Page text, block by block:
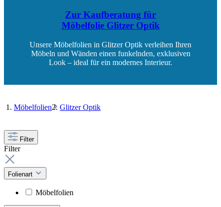
Zur Kaufberatung für
Möbelfolie Glitzer Optik
Unsere Möbelfolien in Glitzer Optik verleihen Ihren
Möbeln und Wänden einen funkelnden, exklusiven
Look – ideal für ein modernes Interieur.
Möbelfolien Glitzer Optik
Filter
Filter
Folienart
Möbelfolien